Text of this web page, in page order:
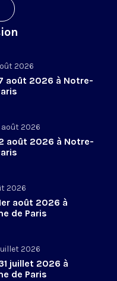
2026
août 2026 à Notre-
2026
août 2026 à Notre-
2026
août 2026 à
de Paris
2026
juillet 2026 à
de Paris